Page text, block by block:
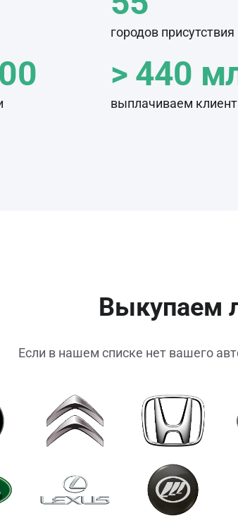
городов присутствия
> 440
выплачиваем
Выкупаем
Если в нашем списке нет вашего